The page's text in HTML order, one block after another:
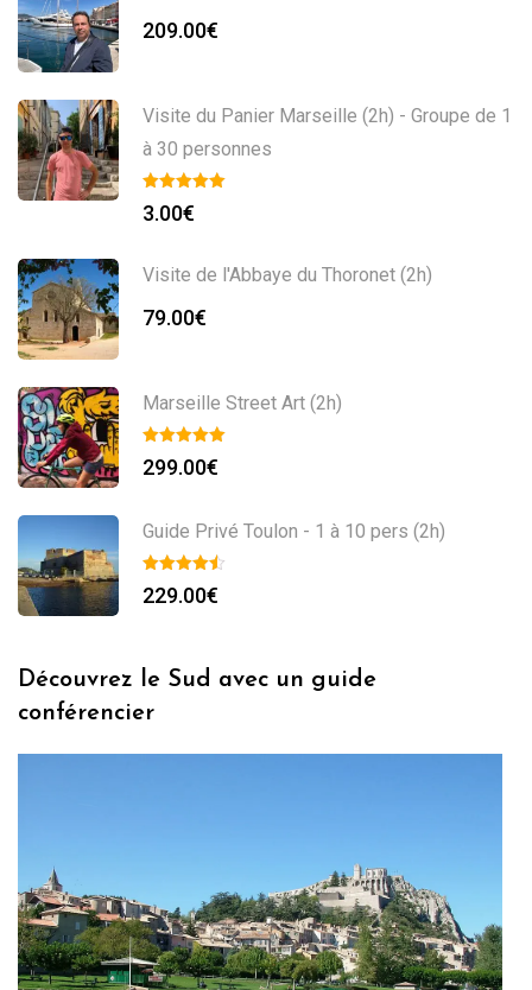
209.00€
Visite du Panier Marseille (2h) - Groupe de 1
à 30 personnes
3.00€
Visite de l'Abbaye du Thoronet (2h)
79.00€
Marseille Street Art (2h)
299.00€
Guide Privé Toulon - 1 à 10 pers (2h)
229.00€
Découvrez le Sud avec un guide
conférencier